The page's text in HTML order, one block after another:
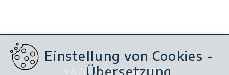
+420566 544 600
Einstellung von Cookies -
Übersetzung